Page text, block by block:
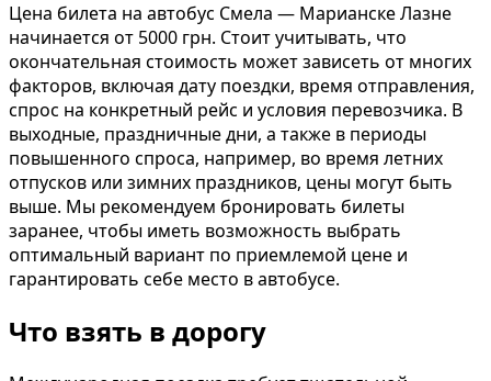
Цена билета на автобус Смела — Марианске Лазне
начинается от 5000 грн. Стоит учитывать, что
окончательная стоимость может зависеть от многих
факторов, включая дату поездки, время отправления,
спрос на конкретный рейс и условия перевозчика. В
выходные, праздничные дни, а также в периоды
повышенного спроса, например, во время летних
отпусков или зимних праздников, цены могут быть
выше. Мы рекомендуем бронировать билеты
заранее, чтобы иметь возможность выбрать
оптимальный вариант по приемлемой цене и
гарантировать себе место в автобусе.
Что взять в дорогу